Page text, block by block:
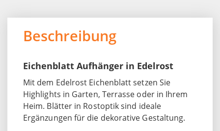
Beschreibung
Eichenblatt Aufhänger in Edelrost
Mit dem Edelrost Eichenblatt setzen Sie
Highlights in Garten, Terrasse oder in Ihrem
Heim. Blätter in Rostoptik sind ideale
Ergänzungen für die dekorative Gestaltung.